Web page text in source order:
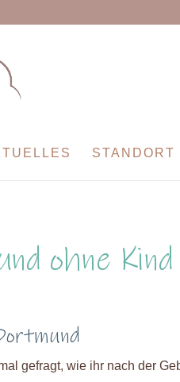
STANDORT
ohne Kind
gefragt, wie ihr nach der